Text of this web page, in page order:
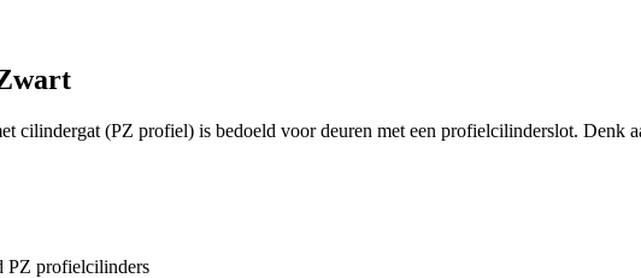
cilindergat (PZ profiel) is bedoeld voor deuren met een profielcilinderslot. Denk
PZ profielcilinders